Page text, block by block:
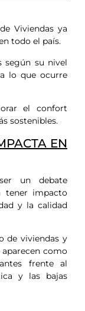
Viviendas ya
todo el país.
según su nivel
lo que ocurre
el confort
sostenibles.
EN
un debate
tener impacto
y la calidad
de viviendas y
como
frente al
y las bajas